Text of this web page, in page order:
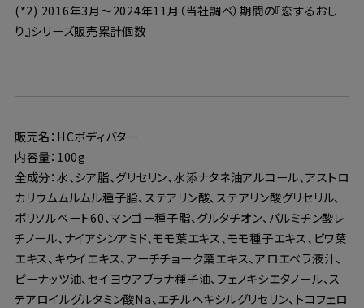
(*2) 2016年3月～2024年11月（当社調べ）期間の『恋するおし
り』シリーズ販売累計個数
販売名：HCボディバター
内容量：100g
全成分：水、シア脂、グリセリン、水添ナタネ油アルコール、アストロ
カリウムムルムル種子脂、ステアリン酸、ステアリン酸グリセリル、
ポリソルベート60、マンゴー種子脂、グルタチオン、パルミチン酸レ
チノール、ナイアシンアミド、モモ葉エキス、モモ種子エキス、ビワ葉
エキス、キウイエキス、アーチチョーク葉エキス、アロエベラ液汁、
ピーナッツ油、セイヨウアブラナ種子油、フェノキシエタノール、ス
テアロイルグルタミン酸Na、エチルヘキシルグリセリン、トコフェロ